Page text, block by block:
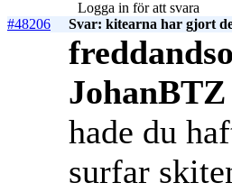
Logga in för att svara
#48206
Svar: kitearna har gjort
hade du
surfar